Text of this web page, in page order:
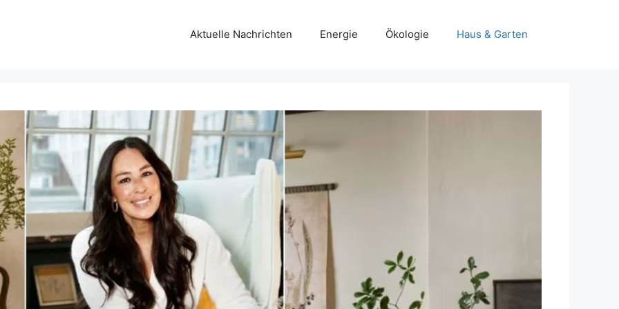
Aktuelle Nachrichten Energie Ökologie Haus & Garten